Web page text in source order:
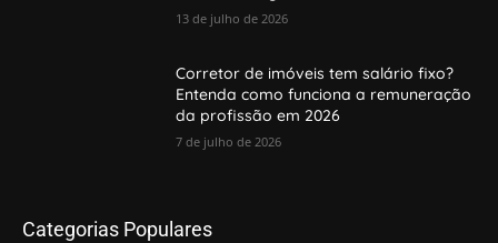
13 de julho de 2026
Corretor de imóveis tem salário fixo?
Entenda como funciona a remuneração
da profissão em 2026
7 de julho de 2026
Categorias Populares